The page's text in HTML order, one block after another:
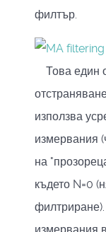
филтър.
Това един
използва
измервания
на
където N=0